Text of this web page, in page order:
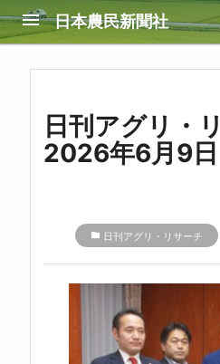
menu 日本農民新聞社
日刊アグリ・
2026年6月9日
folder 日刊アグリ・リサーチ